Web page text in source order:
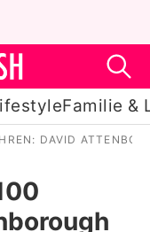
Familie &
DAVID